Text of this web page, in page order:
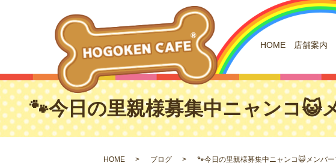
HOME 店舗案内
🐾今日の里親様募集中ニャンコ😺
HOME ブログ 🐾今日の里親様募集中ニャンコ😺メンバ